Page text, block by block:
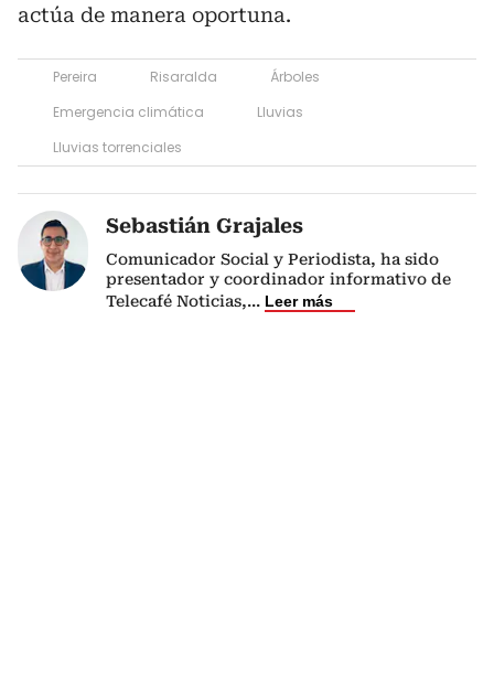
actúa de manera oportuna.
Pereira Risaralda
Árboles
Emergencia climática
Lluvias
Lluvias torrenciales
Sebastián Grajales
Comunicador Social y Periodista, ha sido
presentador y coordinador informativo de
Telecafé Noticias,... Leer más